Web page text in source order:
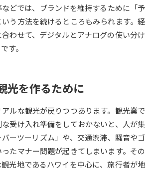
索 実施プログラムから探す
特集
受験準備 資料検索
調べる
受験スケジュールを立てよう
どでは、ブランドを維持するために「予
う方法を続けるところもみられます。経
わせて、デジタルとアナログの使い分け
す。
光を作るために
ルな観光が戻りつつあります。観光業で
受け入れ準備をしておかないと、人が集
ーツーリズム」や、交通渋滞、騒音やゴ
たマナー問題が起きてしまいます。その
光地であるハワイを中心に、旅行者が地